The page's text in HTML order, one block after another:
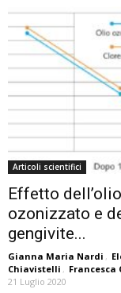
Articoli scientifici
Effetto
ozonizzato e
gengivite...
Gianna Maria Nardi ,
Chiavistelli , Francesca
21 Luglio 2020